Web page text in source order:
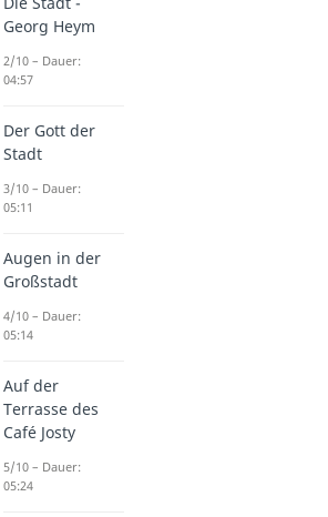
Georg Heym
2/10 – Dauer:
04:57
Der Gott der
Stadt
3/10 – Dauer:
05:11
Augen in der
Großstadt
4/10 – Dauer:
05:14
Auf der
Terrasse des
Café Josty
5/10 – Dauer:
05:24